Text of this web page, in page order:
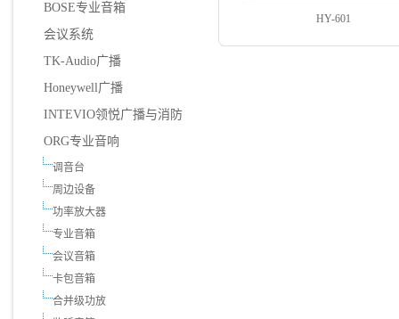
BOSE专业音箱
会议系统
TK-Audio广播
Honeywell广播
INTEVIO领悦广播与消防
ORG专业音响
调音台
周边设备
功率放大器
专业音箱
会议音箱
卡包音箱
合并级功放
HY-601